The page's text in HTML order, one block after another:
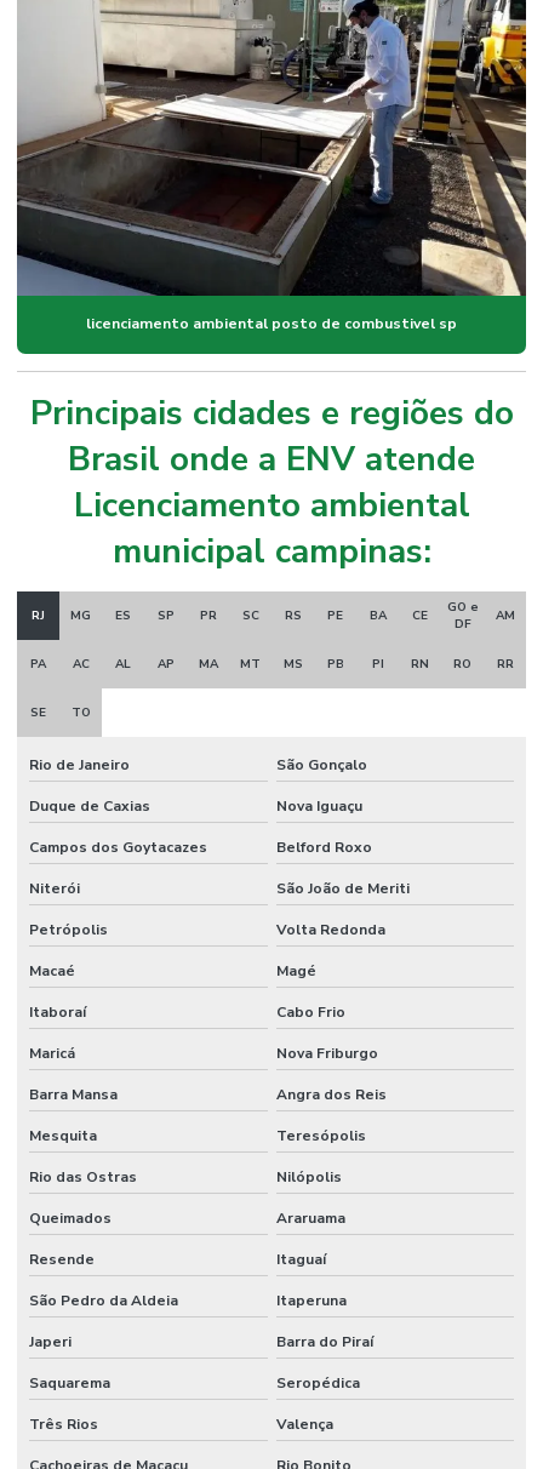
licenciamento ambiental posto de combustivel sp
Principais cidades e regiões do
Brasil onde a ENV atende
Licenciamento ambiental
municipal campinas:
RJ MG ES SP PR SC RS PE BA CE
GO e
DF
AM
PA AC AL AP MA MT MS PB PI RN RO RR
SE TO
Rio de Janeiro São Gonçalo
Duque de Caxias Nova Iguaçu
Campos dos Goytacazes Belford Roxo
Niterói São João de Meriti
Petrópolis Volta Redonda
Macaé Magé
Itaboraí Cabo Frio
Maricá Nova Friburgo
Barra Mansa Angra dos Reis
Mesquita Teresópolis
Rio das Ostras Nilópolis
Queimados Araruama
Resende Itaguaí
São Pedro da Aldeia Itaperuna
Japeri Barra do Piraí
Saquarema Seropédica
Três Rios Valença
Cachoeiras de Macacu Rio Bonito